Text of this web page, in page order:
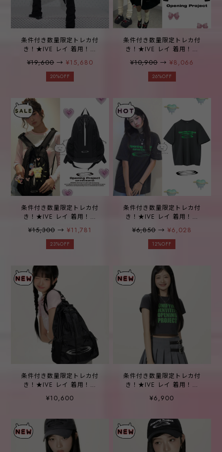
条件付き数量限定トレカ付
き！★IVE レイ 着用！！
【OPENING PROJECT】W
Shirring Long Pants -
2color
¥19,600→¥15,680
20%OFF
条件付き数量限定トレカ付
き！★IVE レイ 着用！！
【OPENING PROJECT】W
Identity Hoodie - Black
¥10,900→¥8,066
26%OFF
条件付き数量限定トレカ付
き！★IVE レイ 着用！！
【OPENING PROJECT】
Mesh Pocket Runner Bag -
Black
¥15,300→ ¥11,781
23%OFF
条件付き数量限定トレカ付
き！★IVE レイ 着用！！
【OPENING PROJECT】
Identity T Shirt - Charcoal
¥6,850→¥6,028
12%OFF
条件付き数量限定トレカ付
き！★IVE レイ 着用！！
【OPENING PROJECT】
Mesh Pocket String Bag -
¥10,600
条件付き数量限定トレカ付
き！★IVE レイ 着用！！
【OPENING PROJECT】W
Signifying Cropped T Shirt
¥6,900